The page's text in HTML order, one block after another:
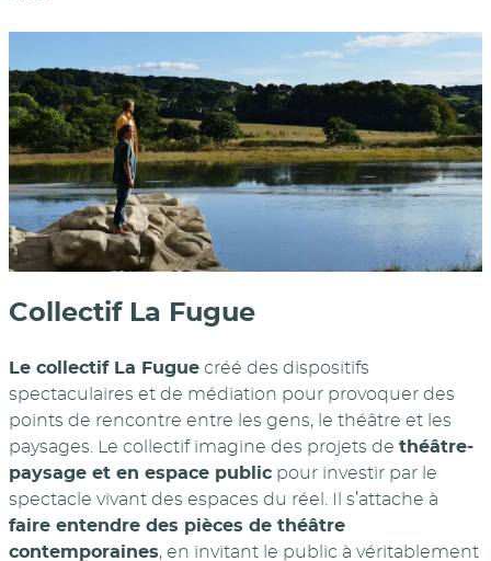
Collectif La Fugue
Le collectif La Fugue créé des dispositifs
spectaculaires et de médiation pour provoquer des
points de rencontre entre les gens, le théâtre et les
paysages. Le collectif imagine des projets de théâtre-
paysage et en espace public pour investir par le
spectacle vivant des espaces du réel. Il s’attache à
faire entendre des pièces de théâtre
contemporaines, en invitant le public à véritablement